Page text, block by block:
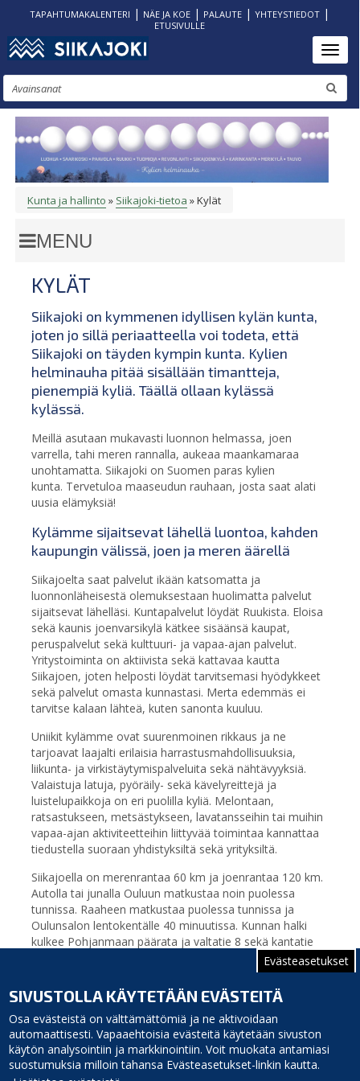
Evästeasetukset
SIVUSTOLLA KÄYTETÄÄN EVÄSTEITÄ
Osa evästeistä on välttämättömiä ja ne aktivoidaan
automaattisesti. Vapaaehtoisia evästeitä käytetään sivuston
käytön analysointiin ja markkinointiin. Voit muokata antamiasi
suostumuksia milloin tahansa Evästeasetukset-linkin kautta.
Hyppää
pääsisältöön
TAPAHTUMAKALENTERI | NÄE JA KOE| PALAUTE| YHTEYSTIEDOT|
ETUSIVULLE
Etsi
MURUPOLKU
Kunta ja hallinto Siikajoki-tietoa Kylät
KYLÄT
Siikajoki on kymmenen idyllisen kylän kunta,
joten jo sillä periaatteella voi todeta, että
Siikajoki on täyden kympin kunta. Kylien
helminauha pitää sisällään timantteja,
pienempiä kyliä. Täällä ollaan kylässä
kylässä.
Meillä asutaan mukavasti luonnon helmassa, joen
varrella, tahi meren rannalla, aukeaa maankamaraa
unohtamatta. Siikajoki on Suomen paras kylien
kunta. Tervetuloa maaseudun rauhaan, josta saat alati
uusia elämyksiä!
Kylämme sijaitsevat lähellä luontoa, kahden
kaupungin välissä, joen ja meren äärellä
Siikajoelta saat palvelut ikään katsomatta ja
luonnonläheisestä olemuksestaan huolimatta palvelut
sijaitsevat lähelläsi. Kuntapalvelut löydät Ruukista. Eloisa
sekä kaunis joenvarsikylä kätkee sisäänsä kaupat,
peruspalvelut sekä kulttuuri- ja vapaa-ajan palvelut.
Yritystoiminta on aktiivista sekä kattavaa kautta
Siikajoen, joten helposti löydät tarvitsemasi hyödykkeet
sekä palvelut omasta kunnastasi. Merta edemmäs ei
tarvitse kalaan lähteä, kuten sanonta kuuluu.
Uniikit kylämme ovat suurenmoinen rikkaus ja ne
tarjoavat laajalti erilaisia harrastusmahdollisuuksia,
liikunta- ja virkistäytymispalveluita sekä nähtävyyksiä.
Valaistuja latuja, pyöräily- sekä kävelyreittejä ja
luistelupaikkoja on eri puolilla kyliä. Melontaan,
ratsastukseen, metsästykseen, lavatansseihin tai muihin
vapaa-ajan aktiviteetteihin liittyvää toimintaa kannattaa
tiedustella suoraan yhdistyksiltä sekä yrityksiltä.
Siikajoella on merenrantaa 60 km ja joenrantaa 120 km.
Autolla tai junalla Ouluun matkustaa noin puolessa
tunnissa. Raaheen matkustaa puolessa tunnissa ja
Oulunsalon lentokentälle 40 minuutissa. Kunnan halki
kulkee Pohjanmaan päärata ja valtatie 8 sekä kantatie
86 ja ns. vanha rantatie 813 (Lumijoki-Siikajoki-Raahe).
Eksy Siikajoelle – tiedät löytäneesi.